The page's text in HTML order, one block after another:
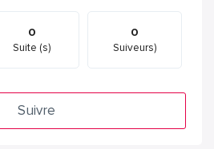
0
Suite (s)
0
Suiveurs)
Suivre